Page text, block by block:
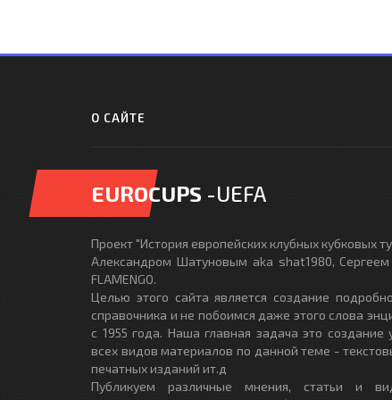
О САЙТЕ
EUROCUPS -UEFA
Проект "История европейских клубных кубковых
Александром Шатуновым aka shat1980,
FLAMENGO.
Целью этого сайта является создание
справочника и не побоимся даже этого слова
с 1955 года. Наша главная задача это
всех видов материалов по данной теме -
печатных изданий ит.д
Публикуем различные мнения, статьи и